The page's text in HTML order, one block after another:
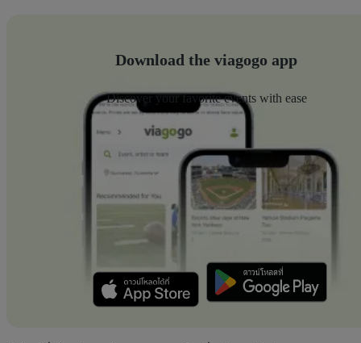
Download the viagogo app
Discover your favorite events with ease